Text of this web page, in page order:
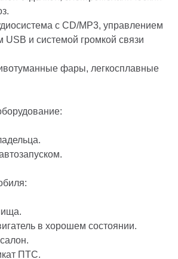
с CD/MP3, управлением
USB и системой громкой связи
фары, легкосплавные
в хорошем состоянии.
ПТС.